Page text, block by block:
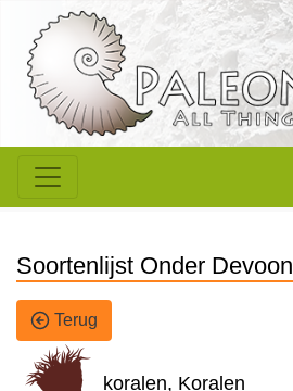
Soortenlijst Onder Devoon
Terug
koralen, Koralen